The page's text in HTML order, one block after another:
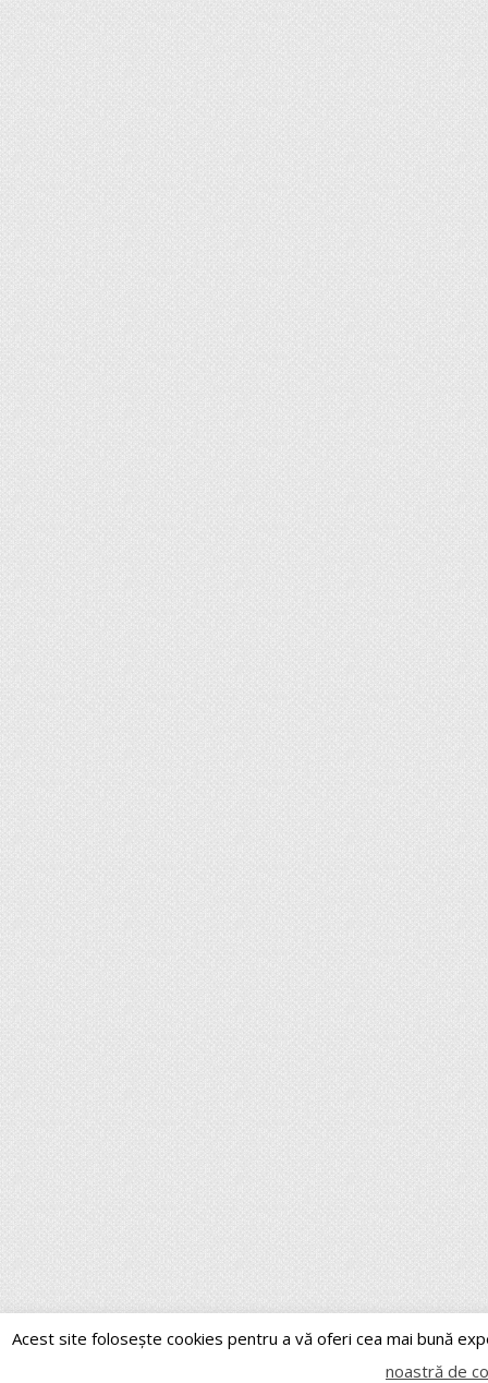
Acest site folosește cookies pentru a vă oferi cea mai bună
noastră de